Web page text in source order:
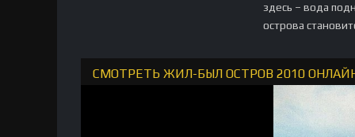
здесь – вода
острова
СМОТРЕТЬ ЖИЛ-БЫЛ ОСТРОВ 2010